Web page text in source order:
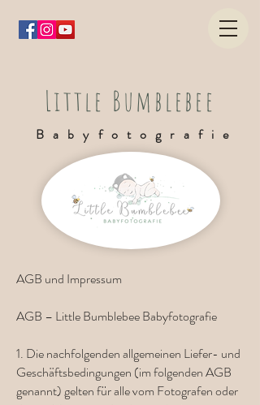
Little Bumblebee
Babyfotografie
AGB und Impressum
AGB – Little Bumblebee Babyfotografie
1. Die nachfolgenden allgemeinen Liefer- und
Geschäftsbedingungen (im folgenden AGB
genannt) gelten für alle vom Fotografen oder